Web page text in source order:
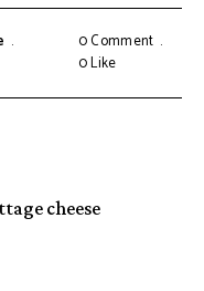
0 Comment
0Like
cheese